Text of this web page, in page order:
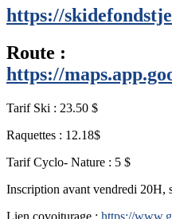
https://
Route :
https://
Tarif Ski : 23.50 $
Raquettes : 12.18$
Tarif Cyclo- Nature : 5 $
Inscription avant vendredi 20H,
Lien covoiturage : https://